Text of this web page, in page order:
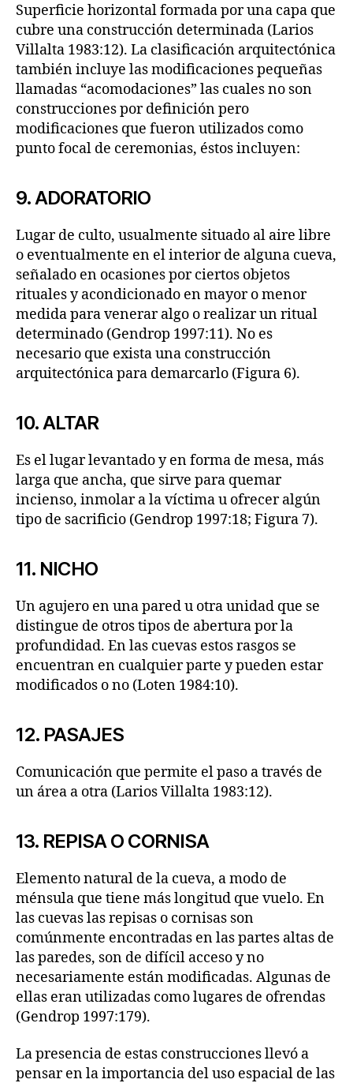
Superficie horizontal formada por una capa que
cubre una construcción determinada (Larios
Villalta 1983:12). La clasificación arquitectónica
también incluye las modificaciones pequeñas
llamadas “acomodaciones” las cuales no son
construcciones por definición pero
modificaciones que fueron utilizados como
punto focal de ceremonias, éstos incluyen:
9. ADORATORIO
Lugar de culto, usualmente situado al aire libre
o eventualmente en el interior de alguna cueva,
señalado en ocasiones por ciertos objetos
rituales y acondicionado en mayor o menor
medida para venerar algo o realizar un ritual
determinado (Gendrop 1997:11). No es
necesario que exista una construcción
arquitectónica para demarcarlo (Figura 6).
10. ALTAR
Es el lugar levantado y en forma de mesa, más
larga que ancha, que sirve para quemar
incienso, inmolar a la víctima u ofrecer algún
tipo de sacrificio (Gendrop 1997:18; Figura 7).
11. NICHO
Un agujero en una pared u otra unidad que se
distingue de otros tipos de abertura por la
profundidad. En las cuevas estos rasgos se
encuentran en cualquier parte y pueden estar
modificados o no (Loten 1984:10).
12. PASAJES
Comunicación que permite el paso a través de
un área a otra (Larios Villalta 1983:12).
13. REPISA O CORNISA
Elemento natural de la cueva, a modo de
ménsula que tiene más longitud que vuelo. En
las cuevas las repisas o cornisas son
comúnmente encontradas en las partes altas de
las paredes, son de difícil acceso y no
necesariamente están modificadas. Algunas de
ellas eran utilizadas como lugares de ofrendas
(Gendrop 1997:179).
La presencia de estas construcciones llevó a
pensar en la importancia del uso espacial de las